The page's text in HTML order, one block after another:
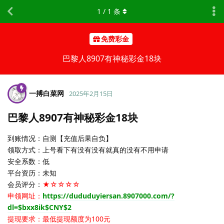
免费彩金
巴黎人8907有神秘彩金18块
1 / 1 条
一搏白菜网 2025年2月15日
巴黎人8907有神秘彩金18块
到账情况：自测【充值后果自负】
领取方式：上号看下有没有没有就真的没有不用申请
安全系数：低
平台资历：未知
会员评分： ★☆☆☆☆
申领网址： https://dududuyiersan.8907000.com/?
dl=$bxx8ik$CNY$2
提现要求：最低提现额度为100元